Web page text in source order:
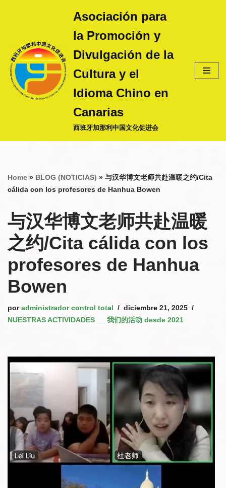
contenido
Asociación para
la Promoción y
Divulgación de la
Cultura y el
Idioma Chino en
Canarias
西班牙加那利中国文化促进会
Home » BLOG (NOTICIAS) » 与汉华博文老师共赴温暖之约/Cita
cálida con los profesores de Hanhua Bowen
与汉华博文老师共赴温暖
之约/Cita cálida con los
profesores de Hanhua
Bowen
por administrador control total
diciembre 21, 2025
NUESTRAS ACTIVIDADES __ 我们的活动 desde 2021